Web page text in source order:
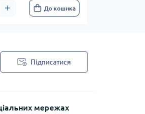
До кошика
Підписатися
мережах